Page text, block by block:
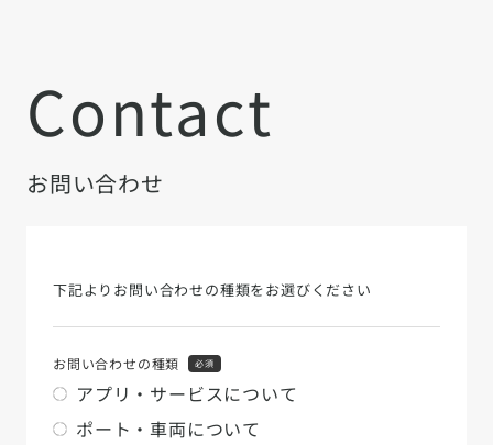
Contact
お問い合わせ
下記よりお問い合わせの種類をお選びください
お問い合わせの種類 必須
アプリ・サービスについて
ポート・車両について